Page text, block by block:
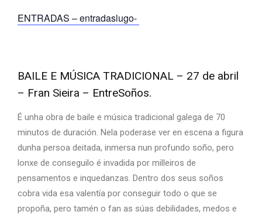
ENTRADAS – entradaslugo-
BAILE E MÚSICA TRADICIONAL – 27 de abril
– Fran Sieira – EntreSoños.
É unha obra de baile e música tradicional galega de 70
minutos de duración. Nela poderase ver en escena a figura
dunha persoa deitada, inmersa nun profundo soño, pero
lonxe de conseguilo é invadida por milleiros de
pensamentos e inquedanzas. Dentro dos seus soños
cobra vida esa valentía por conseguir todo o que se
propoña, pero tamén o fan as súas debilidades, medos e